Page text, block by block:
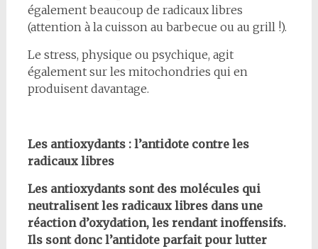
également beaucoup de radicaux libres
(attention à la cuisson au barbecue ou au grill !).
Le stress, physique ou psychique, agit
également sur les mitochondries qui en
produisent davantage.
Les antioxydants : l’antidote contre les
radicaux libres
Les antioxydants sont des molécules qui
neutralisent les radicaux libres dans une
réaction d’oxydation, les rendant inoffensifs.
Ils sont donc l’antidote parfait pour lutter